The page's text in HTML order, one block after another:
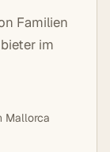
Familien
im
Mallorca